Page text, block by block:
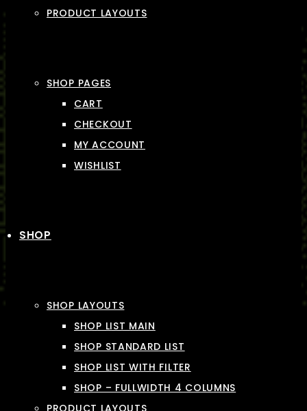
PRODUCT LAYOUTS
SHOP PAGES
CART
CHECKOUT
MY ACCOUNT
WISHLIST
SHOP
SHOP LAYOUTS
SHOP LIST MAIN
SHOP STANDARD LIST
SHOP LIST WITH FILTER
SHOP – FULLWIDTH 4 COLUMNS
PRODUCT LAYOUTS